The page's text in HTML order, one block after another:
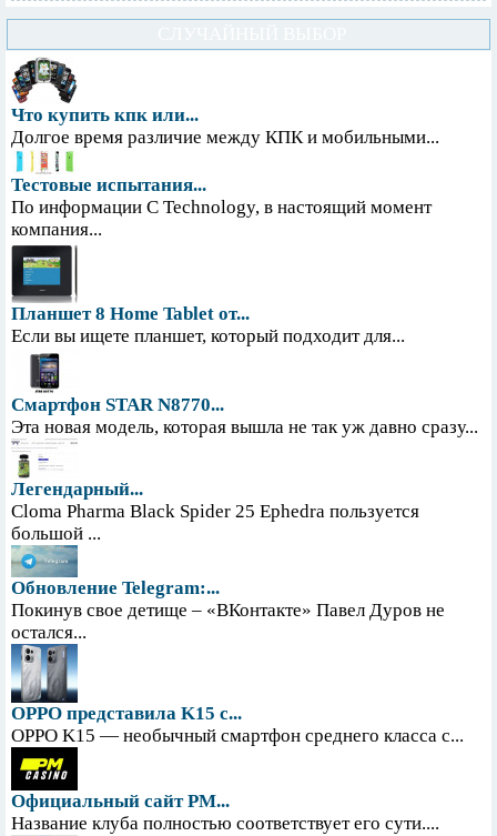
Что купить кпк или...
Долгое время различие между КПК и мобильными...
Тестовые испытания...
По информации С Technology, в настоящий момент
компания...
Планшет 8 Home Tablet от...
Если вы ищете планшет, который подходит для...
Смартфон STAR N8770...
Эта новая модель, которая вышла не так уж давно сразу...
Легендарный...
Cloma Pharma Black Spider 25 Ephedra пользуется
большой ...
Обновление Telegram:...
Покинув свое детище – «ВКонтакте» Павел Дуров не
остался...
OPPO представила K15 с...
OPPO K15 — необычный смартфон среднего класса с...
Официальный сайт PM...
Название клуба полностью соответствует его сути....